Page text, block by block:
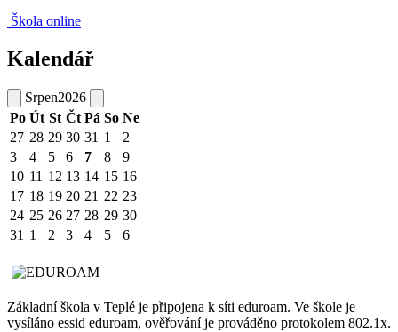
Škola online
Kalendář
Srpen2026
Po Út St Čt Pá So Ne
27 28 29 30 31 1
2
3
4 5 6 7 8
9
10 11 12 13 14 15 16
17 18 19 20 21 22 23
24 25 26 27 28 29 30
31 1 2 3 4 5 6
Základní škola v Teplé je připojena k síti eduroam. Ve škole je
vysíláno essid eduroam, ověřování je prováděno protokolem 802.1x.